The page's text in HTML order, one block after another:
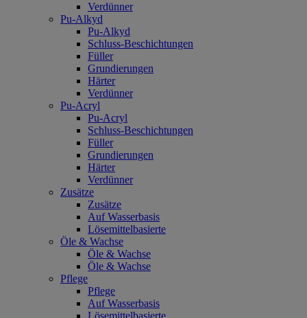
Verdünner
Pu-Alkyd
Pu-Alkyd
Schluss-Beschichtungen
Füller
Grundierungen
Härter
Verdünner
Pu-Acryl
Pu-Acryl
Schluss-Beschichtungen
Füller
Grundierungen
Härter
Verdünner
Zusätze
Zusätze
Auf Wasserbasis
Lösemittelbasierte
Öle & Wachse
Öle & Wachse
Öle & Wachse
Pflege
Pflege
Auf Wasserbasis
Lösemittelbasierte